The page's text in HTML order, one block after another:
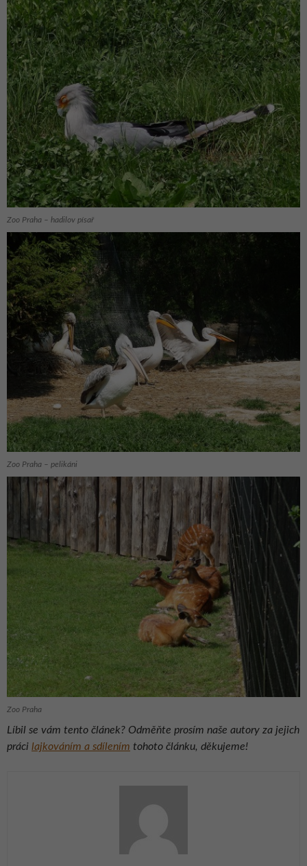
Zoo Praha – hadilov písař
Zoo Praha – pelikáni
Zoo Praha
Líbil se vám tento článek? Odměňte prosím naše autory za jejich
práci lajkováním a sdílením tohoto článku, děkujeme!